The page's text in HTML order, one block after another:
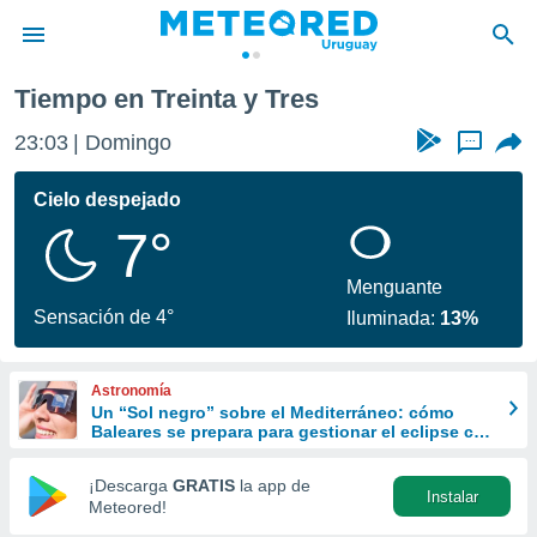
de
ha
calidad.
a este
las
y
forma
digital
basada
Tiempo en Treinta y Tres
23:03 Domingo ...
Cielo despejado
7°
Sensación de 4°
Menguante
Iluminada: 13%
Astronomía
Un “Sol negro” sobre el Mediterráneo: cómo
Baleares se prepara para gestionar el eclipse con
¡Descarga GRATIS la app de
Meteored!
Instalar